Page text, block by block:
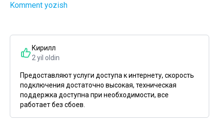
Komment yozish
Кирилл
2 yil oldin
Предоставляют услуги доступа к интернету, скорость
подключения достаточно высокая, техническая
поддержка доступна при необходимости, все
работает без сбоев.